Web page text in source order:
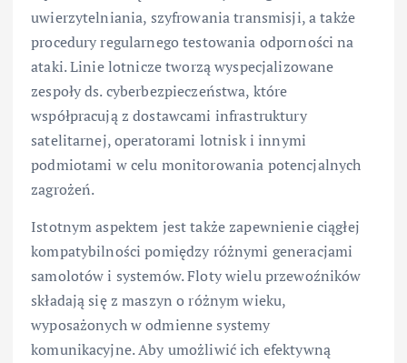
uwierzytelniania, szyfrowania transmisji, a także
procedury regularnego testowania odporności na
ataki. Linie lotnicze tworzą wyspecjalizowane
zespoły ds. cyberbezpieczeństwa, które
współpracują z dostawcami infrastruktury
satelitarnej, operatorami lotnisk i innymi
podmiotami w celu monitorowania potencjalnych
zagrożeń.
Istotnym aspektem jest także zapewnienie ciągłej
kompatybilności pomiędzy różnymi generacjami
samolotów i systemów. Floty wielu przewoźników
składają się z maszyn o różnym wieku,
wyposażonych w odmienne systemy
komunikacyjne. Aby umożliwić ich efektywną